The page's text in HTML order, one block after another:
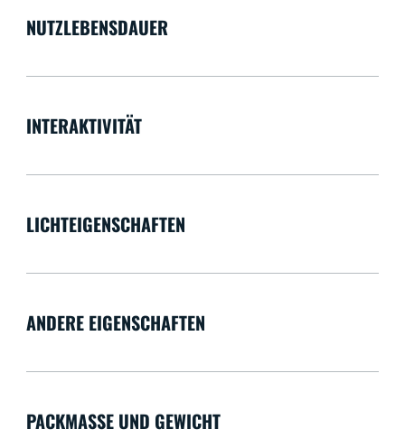
NUTZLEBENSDAUER
INTERAKTIVITÄT
LICHTEIGENSCHAFTEN
ANDERE EIGENSCHAFTEN
PACKMASSE UND GEWICHT